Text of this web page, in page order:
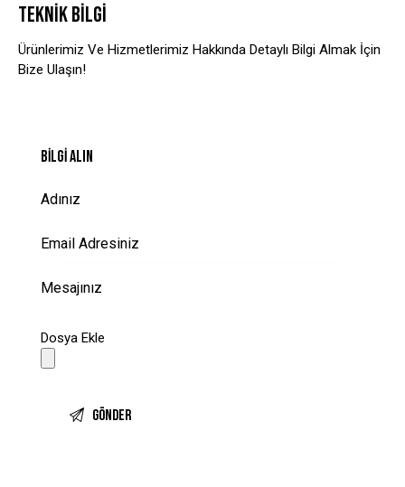
TEKNIK BILGI
Ürünlerimiz Ve Hizmetlerimiz Hakkında Detaylı Bilgi Almak İçin
Bize Ulaşın!
BILGI ALIN
Dosya Ekle